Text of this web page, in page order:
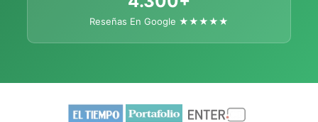
Reseñas En Google ★★★★★